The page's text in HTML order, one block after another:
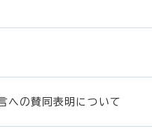
への賛同表明について